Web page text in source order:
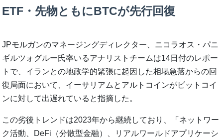
ETF・先物ともにBTCが先行回復
JPモルガンのマネージングディレクター、ニコラオス・パニ
ギルツォグルー氏率いるアナリストチームは14日付のレポー
トで、イランとの地政学的緊張に起因した相場急落からの回
復局面において、イーサリアムとアルトコインがビットコイ
ンに対して出遅れていると指摘した。
この劣後トレンドは2023年から継続しており、「ネットワー
ク活動、DeFi（分散型金融）、リアルワールドアプリケーシ